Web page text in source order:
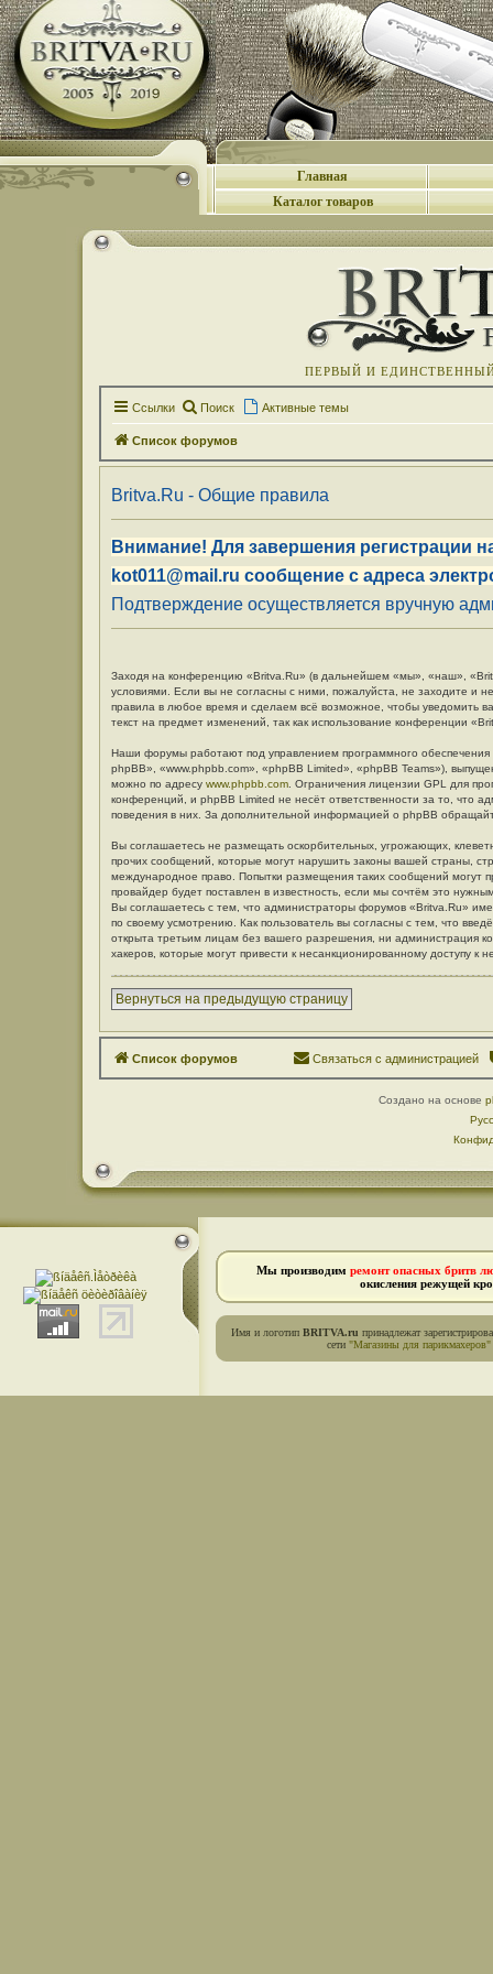
Главная
Каталог товаров
ПЕРВЫЙ И
Ссылки Поиск Активные темы
Список форумов
Britva.Ru - Общие правила
Внимание! Для завершения регистрации
kot011@mail.ru сообщение с адреса
Подтверждение осуществляется вручную
Заходя на конференцию «Britva.Ru» (в дальнейшем «мы», «наш»,
условиями. Если вы не согласны с ними, пожалуйста, не заходите и
правила в любое время и сделаем всё возможное, чтобы уведомить
текст на предмет изменений, так как использование конференции
Наши форумы работают под управлением программного
phpBB», «www.phpbb.com», «phpBB Limited», «phpBB Teams»),
можно по адресу www.phpbb.com . Ограничения лицензии GPL для
конференций, и phpBB Limited не несёт ответственности за то, что
поведения в них. За дополнительной информацией о phpBB
Вы соглашаетесь не размещать оскорбительных, угрожающих,
прочих сообщений, которые могут нарушить законы вашей страны,
международное право. Попытки размещения таких сообщений
провайдер будет поставлен в известность, если мы сочтём это
Вы соглашаетесь с тем, что администраторы форумов «Britva.Ru»
по своему усмотрению. Как пользователь вы согласны с тем, что
открыта третьим лицам без вашего разрешения, ни администрация
хакеров, которые могут привести к несанкционированному доступу к
Вернуться на предыдущую страницу
Список форумов Связаться с администрацией
Создано на основе
Мы производим ремонт опасных бритв
окисления режущей
Имя и логотип BRITVA.ru принадлежат
сети "Магазины для парикмахеров"